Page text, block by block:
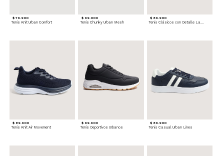
$ 79.900
Tenis Knit Urban Comfort
$ 99.000
Tenis Chunky Urban Mesh
$ 89.900
Tenis Clásicos con Detalle Lateral
$ 89.900
Tenis Knit Air Movement
$ 99.900
Tenis Deportivos Urbanos
$ 89.900
Tenis Casual Urban Lines